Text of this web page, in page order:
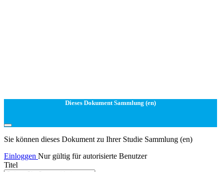
Dieses Dokument Sammlung (en)
Sie können dieses Dokument zu Ihrer Studie Sammlung (en)
Einloggen Nur gültig für autorisierte Benutzer
Titel